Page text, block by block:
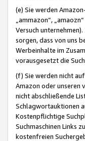
(e) Sie werden
„ammazon“,
Versuch
sorgen, dass von uns
Werbeinhalte im
vorausgesetzt die
(f) Sie werden nicht
Amazon oder unseren
nicht abschließende
Schlagwortauktionen
Kostenpflichtige
Suchmaschinen Links
kostenfreien